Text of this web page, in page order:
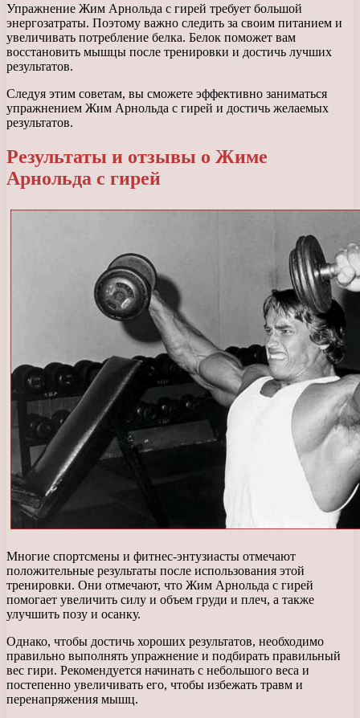
Упражнение Жим Арнольда с гирей требует большой
энергозатраты. Поэтому важно следить за своим питанием и
увеличивать потребление белка. Белок поможет вам
восстановить мышцы после тренировки и достичь лучших
результатов.
Следуя этим советам, вы сможете эффективно заниматься
упражнением Жим Арнольда с гирей и достичь желаемых
результатов.
Результаты и отзывы о Жиме
Арнольда с гирей
Многие спортсмены и фитнес-энтузиасты отмечают
положительные результаты после использования этой
тренировки. Они отмечают, что Жим Арнольда с гирей
помогает увеличить силу и объем груди и плеч, а также
улучшить позу и осанку.
Однако, чтобы достичь хороших результатов, необходимо
правильно выполнять упражнение и подбирать правильный
вес гири. Рекомендуется начинать с небольшого веса и
постепенно увеличивать его, чтобы избежать травм и
перенапряжения мышц.